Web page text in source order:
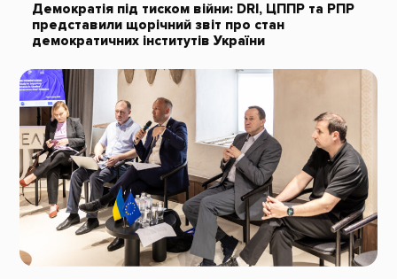
Демократія під тиском війни: DRI, ЦППР та РПР
представили щорічний звіт про стан
демократичних інститутів України